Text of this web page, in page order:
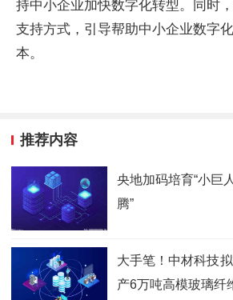
持中小企业加快数字化转型。同时
支持方式，引导帮助中小企业数字
本。
推荐内容
央地加码培育“小巨
腾”
大手笔！中材科技
产6万吨高模玻璃纤